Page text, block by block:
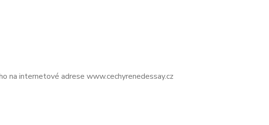
na internetové adrese www.cechyrenedessay.cz